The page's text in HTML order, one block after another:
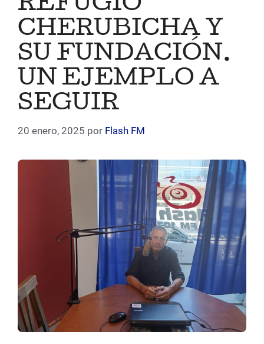
REFUGIO
CHERUBICHA Y
SU FUNDACIÓN.
UN EJEMPLO A
SEGUIR
20 enero, 2025 por Flash FM